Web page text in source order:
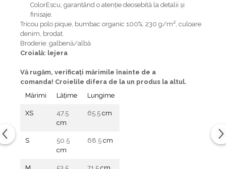
ColorEscu, garantând o atenție deosebită la detalii și
finisaje.
Tricou polo pique, bumbac organic 100%, 230 g/m², culoare
denim, brodat.
Broderie: galbenă/albă
Croială: lejera
Vă rugăm, verificaţi mărimile înainte de a
comanda! Croielile difera de la un produs la altul.
Mărimi
Lățime Lungime
XS
47.5
cm
65.5 cm
S
50.5
cm
68.5 cm